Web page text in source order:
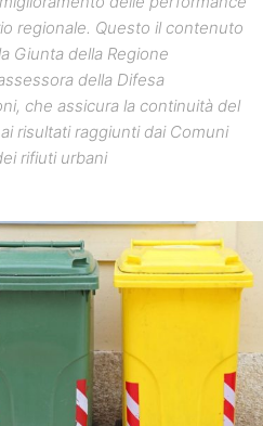
regionale. Questo il contenuto
Giunta della Regione
della Difesa
che assicura la continuità del
risultati raggiunti dai Comuni
rifiuti urbani